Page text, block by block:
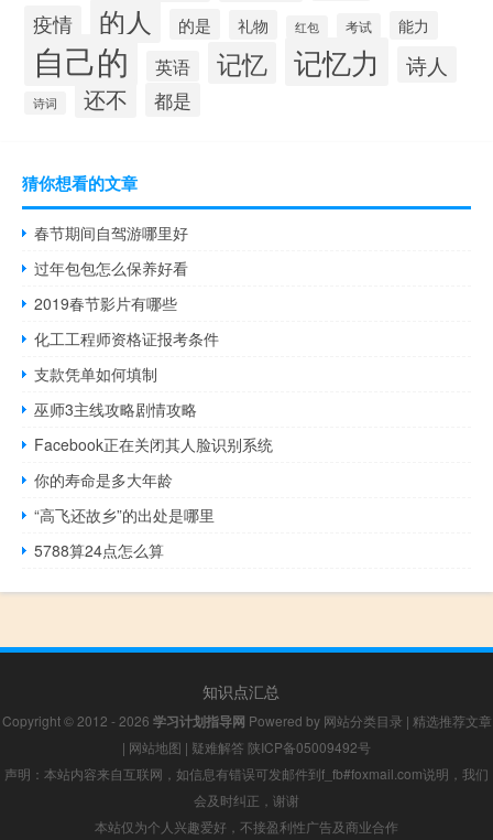
疫情 的人 的是 礼物 红包 考试 能力
自己的 英语 记忆 记忆力 诗人
诗词 还不 都是
猜你想看的文章
春节期间自驾游哪里好
过年包包怎么保养好看
2019春节影片有哪些
化工工程师资格证报考条件
支款凭单如何填制
巫师3主线攻略剧情攻略
Facebook正在关闭其人脸识别系统
你的寿命是多大年龄
“高飞还故乡”的出处是哪里
5788算24点怎么算
知识点汇总
Copyright © 2012 - 2026 学习计划指导网 Powered by 网站分类目录 | 精选推荐文章
| 网站地图 | 疑难解答 陕ICP备05009492号
声明：本站内容来自互联网，如信息有错误可发邮件到f_fb#foxmail.com说明，我们
会及时纠正，谢谢
本站仅为个人兴趣爱好，不接盈利性广告及商业合作